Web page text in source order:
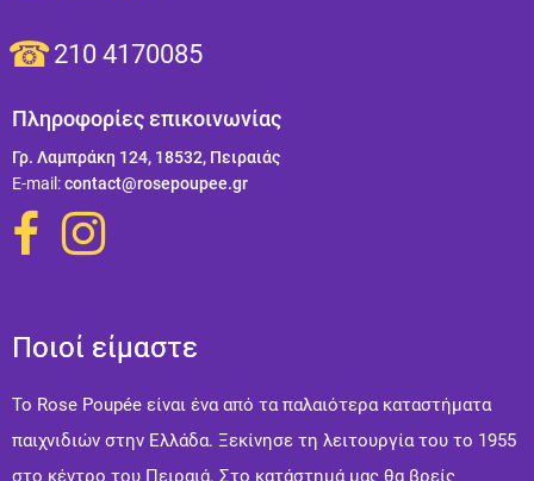
210 4170085
Πληροφορίες επικοινωνίας
Γρ. Λαμπράκη 124, 18532, Πειραιάς
Ε-mail:contact@rosepoupee.gr
Ποιοί είμαστε
Το Rose Poupée είναι ένα από τα παλαιότερα καταστήματα
παιχνιδιών στην Ελλάδα. Ξεκίνησε τη λειτουργία του το 1955
στο κέντρο του Πειραιά. Στo κατάστημά μας θα βρείς